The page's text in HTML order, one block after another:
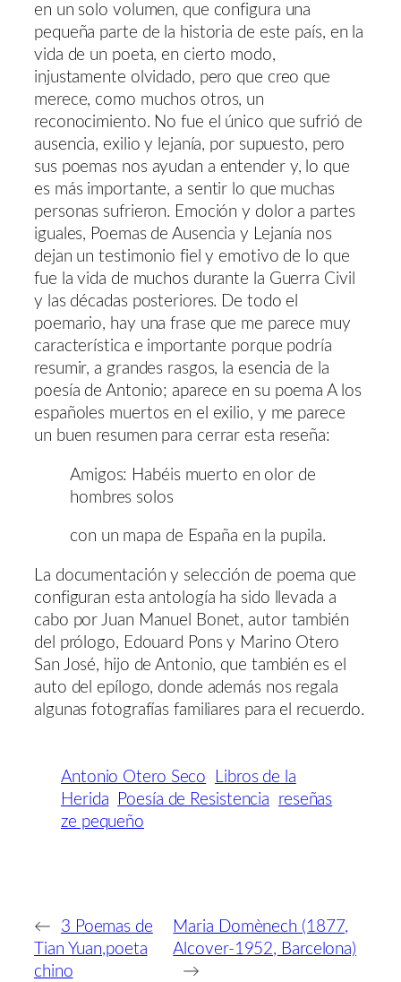
en un solo volumen, que configura una
pequeña parte de la historia de este país, en la
vida de un poeta, en cierto modo,
injustamente olvidado, pero que creo que
merece, como muchos otros, un
reconocimiento. No fue el único que sufrió de
ausencia, exilio y lejanía, por supuesto, pero
sus poemas nos ayudan a entender y, lo que
es más importante, a sentir lo que muchas
personas sufrieron. Emoción y dolor a partes
iguales, Poemas de Ausencia y Lejanía nos
dejan un testimonio fiel y emotivo de lo que
fue la vida de muchos durante la Guerra Civil
y las décadas posteriores. De todo el
poemario, hay una frase que me parece muy
característica e importante porque podría
resumir, a grandes rasgos, la esencia de la
poesía de Antonio; aparece en su poema A los
españoles muertos en el exilio, y me parece
un buen resumen para cerrar esta reseña:
Amigos: Habéis muerto en olor de
hombres solos
con un mapa de España en la pupila.
La documentación y selección de poema que
configuran esta antología ha sido llevada a
cabo por Juan Manuel Bonet, autor también
del prólogo, Edouard Pons y Marino Otero
San José, hijo de Antonio, que también es el
auto del epílogo, donde además nos regala
algunas fotografías familiares para el recuerdo.
Antonio Otero Seco
Libros de la
Herida
Poesía de Resistencia
reseñas
ze pequeño
←
3 Poemas de
Tian Yuan,poeta
chino
Maria Domènech (1877,
Alcover-1952, Barcelona)
→